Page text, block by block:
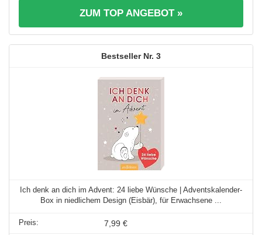
ZUM TOP ANGEBOT »
3
Ich denk an dich im Advent: 24 liebe Wünsche | Adventskalender-
Box in niedlichem Design (Eisbär), für Erwachsene ...
7,99 €